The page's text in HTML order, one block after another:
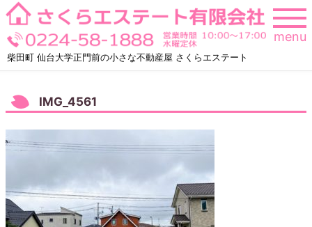
Skip
to
content
柴田町 仙台大学正門前の小さな不動産屋 さくらエステート
menu
IMG_4561